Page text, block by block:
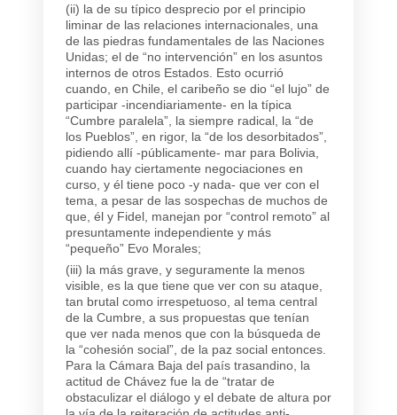
(ii) la de su típico desprecio por el principio
liminar de las relaciones internacionales, una
de las piedras fundamentales de las Naciones
Unidas; el de “no intervención” en los asuntos
internos de otros Estados. Esto ocurrió
cuando, en Chile, el caribeño se dio “el lujo” de
participar -incendiariamente- en la típica
“Cumbre paralela”, la siempre radical, la “de
los Pueblos”, en rigor, la “de los desorbitados”,
pidiendo allí -públicamente- mar para Bolivia,
cuando hay ciertamente negociaciones en
curso, y él tiene poco -y nada- que ver con el
tema, a pesar de las sospechas de muchos de
que, él y Fidel, manejan por “control remoto” al
presuntamente independiente y más
“pequeño” Evo Morales;
(iii) la más grave, y seguramente la menos
visible, es la que tiene que ver con su ataque,
tan brutal como irrespetuoso, al tema central
de la Cumbre, a sus propuestas que tenían
que ver nada menos que con la búsqueda de
la “cohesión social”, de la paz social entonces.
Para la Cámara Baja del país trasandino, la
actitud de Chávez fue la de “tratar de
obstaculizar el diálogo y el debate de altura por